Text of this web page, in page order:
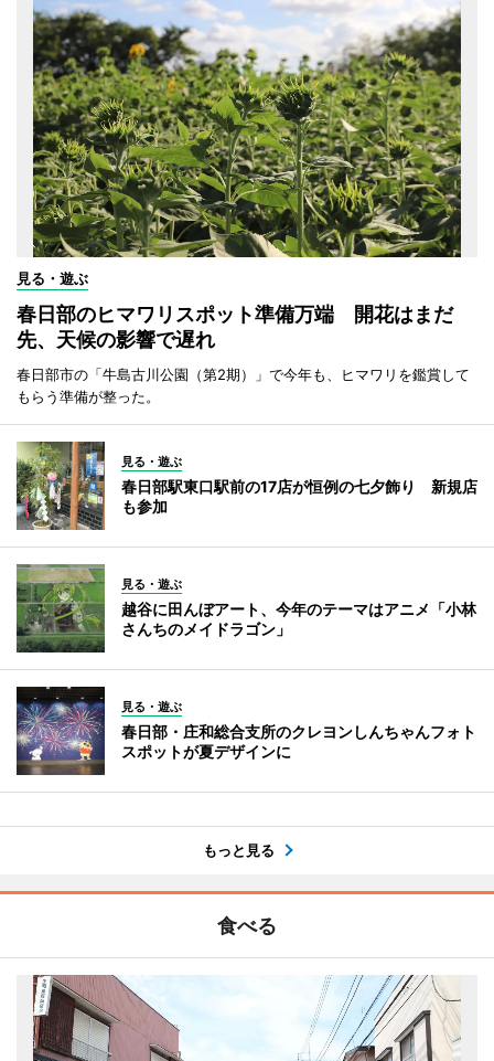
見る・遊ぶ
春日部のヒマワリスポット準備万端 開花はまだ
先、天候の影響で遅れ
春日部市の「牛島古川公園（第2期）」で今年も、ヒマワリを鑑賞して
もらう準備が整った。
見る・遊ぶ
春日部駅東口駅前の17店が恒例の七夕飾り 新規店
も参加
見る・遊ぶ
越谷に田んぼアート、今年のテーマはアニメ「小林
さんちのメイドラゴン」
見る・遊ぶ
春日部・庄和総合支所のクレヨンしんちゃんフォト
スポットが夏デザインに
もっと見る
食べる